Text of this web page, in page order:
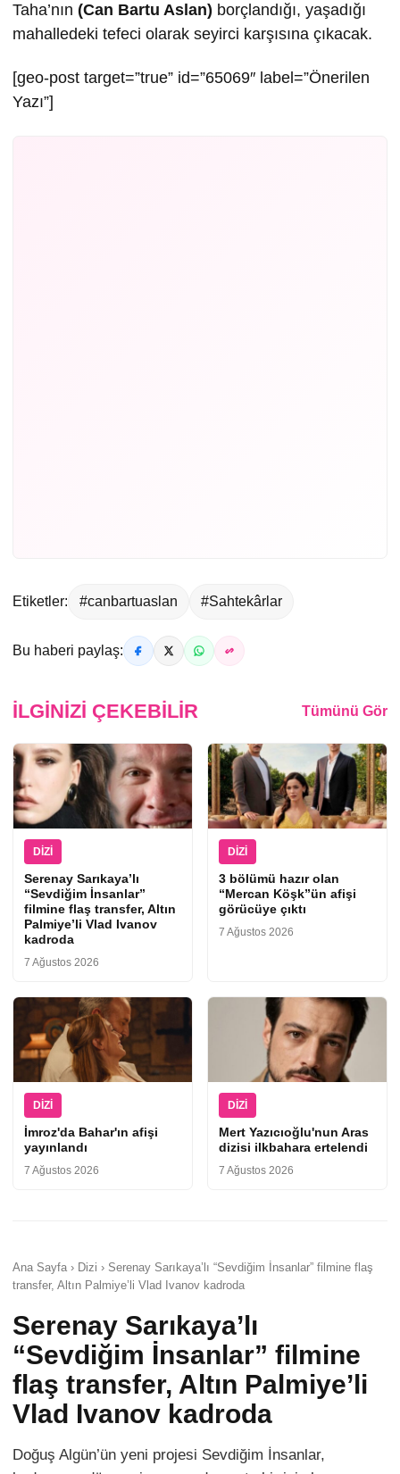
Taha’nın (Can Bartu Aslan) borçlandığı, yaşadığı
mahalledeki tefeci olarak seyirci karşısına çıkacak.
[geo-post target=”true” id=”65069″ label=”Önerilen
Yazı”]
Etiketler: #canbartuaslan #Sahtekârlar
Bu haberi paylaş:
İLGINIZI ÇEKEBILIR Tümünü Gör
DIZI
Serenay Sarıkaya’lı
“Sevdiğim İnsanlar”
filmine flaş transfer, Altın
Palmiye’li Vlad Ivanov
kadroda
7 Ağustos 2026
DIZI
3 bölümü hazır olan
“Mercan Köşk”ün afişi
görücüye çıktı
7 Ağustos 2026
DIZI
İmroz'da Bahar'ın afişi
yayınlandı
7 Ağustos 2026
DIZI
Mert Yazıcıoğlu'nun Aras
dizisi ilkbahara ertelendi
7 Ağustos 2026
Ana Sayfa › Dizi › Serenay Sarıkaya’lı “Sevdiğim İnsanlar” filmine flaş
transfer, Altın Palmiye’li Vlad Ivanov kadroda
Serenay Sarıkaya’lı
“Sevdiğim İnsanlar” filmine
flaş transfer, Altın Palmiye’li
Vlad Ivanov kadroda
Doğuş Algün’ün yeni projesi Sevdiğim İnsanlar,